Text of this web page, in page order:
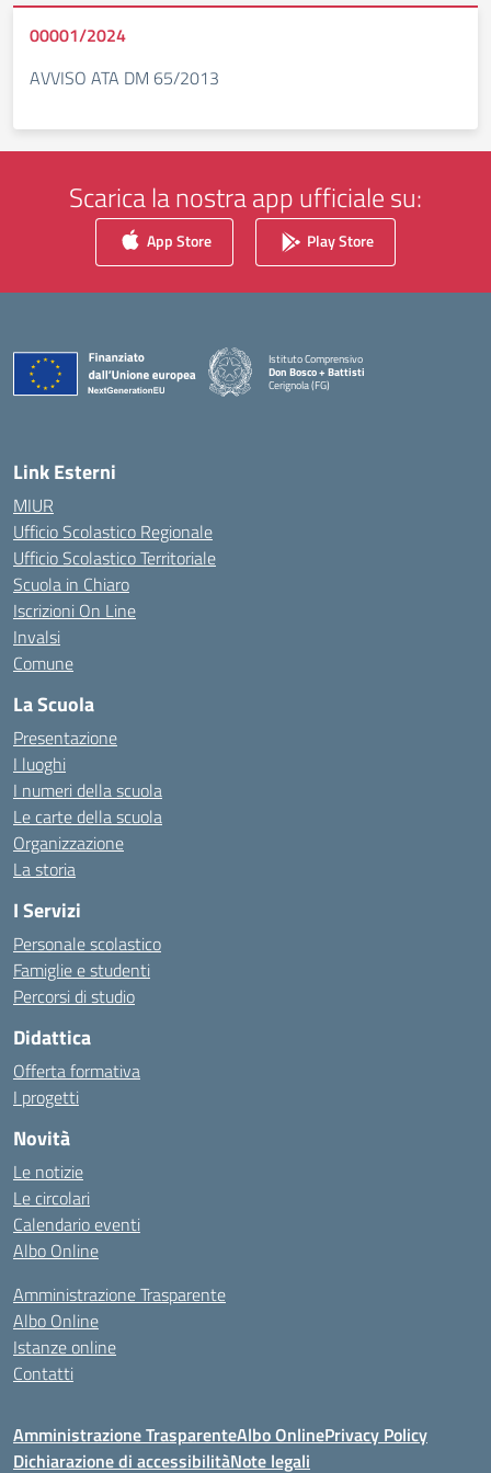
00001/2024
AVVISO ATA DM 65/2013
Scarica la nostra app ufficiale su:
App Store Play Store
Istituto Comprensivo
Don Bosco + Battisti
Cerignola (FG)
— Visita la pagina iniziale della scuola
Link Esterni
MIUR
Ufficio Scolastico Regionale
Ufficio Scolastico Territoriale
Scuola in Chiaro
Iscrizioni On Line
Invalsi
Comune
La Scuola
Presentazione
I luoghi
I numeri della scuola
Le carte della scuola
Organizzazione
La storia
I Servizi
Personale scolastico
Famiglie e studenti
Percorsi di studio
Didattica
Offerta formativa
I progetti
Novità
Le notizie
Le circolari
Calendario eventi
Albo Online
Amministrazione Trasparente
Albo Online
Istanze online
Contatti
Amministrazione TrasparenteAlbo OnlinePrivacy Policy
Dichiarazione di accessibilitàNote legali